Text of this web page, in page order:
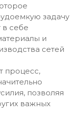
задачу
в себе
и
сетей
процесс,
позволяя
важных